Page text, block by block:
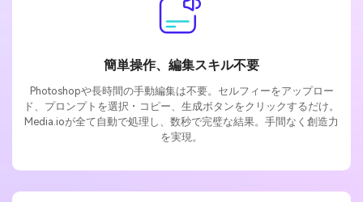
簡単操作、編集スキル不要
Photoshopや長時間の手動編集は不要。セルフィーをアップロー
ド、プロンプトを選択・コピー、生成ボタンをクリックするだけ。
Media.ioが全て自動で処理し、数秒で完璧な結果。手間なく創造力
を実現。